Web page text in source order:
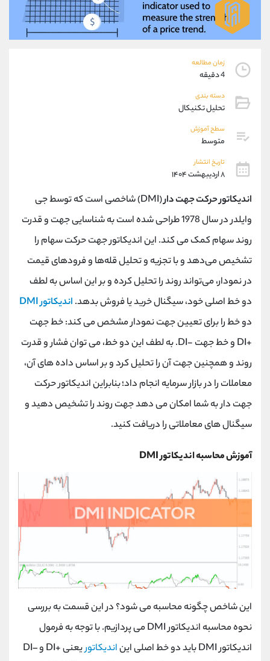
زمان مطالعه
4 دقیقه
دسته بندی
تحلیل تکنیکال
سطح آموزش
متوسط
تاریخ انتشار
۸ اردیبهشت ۱۴۰۴
اندیکاتور حرکت جهت دار
(DMI) شاخصی است که توسط جی
وایلدر در سال 1978 طراحی شده است به شناسایی جهت و قدرت
روند سهام کمک می کند. این اندیکاتور جهت حرکت سهام را
تشخیص می‌دهد و با تجزیه و تحلیل قله‌ها و فرودهای قیمت
در نمودار، می‌تواند روند را تحلیل کرده و بر این اساس به لطف
دو خط اصلی خود، سیگنال خرید یا فروش بدهد. اندیکاتور DMI
دو خط را برای تعیین جهت نمودار مشخص می کند: خط جهت
+DI و خط جهت -DI. به لطف این دو خط، می توان فشار و قدرت
روند و همچنین جهت آن را تحلیل کرد و بر اساس داده های آن،
معاملات را در بازار سرمایه انجام داد؛ بنابراین اندیکاتور حرکت
جهت دار به شما امکان می دهد جهت روند را تشخیص دهید و
سیگنال های معاملاتی را دریافت کنید.
آموزش محاسبه اندیکاتور DMI
این شاخص چگونه محاسبه می شود؟ در این قسمت به بررسی
نحوه محاسبه اندیکاتور DMI می پردازیم. با توجه به فرمول
اندیکاتور DMI باید دو خط اصلی این
اندیکاتور
یعنی +DI و –DI
09101364784
واتساپ شروع گفتگو
تلگرام @Armteam_admin_104
پشتیبان فروش
موبایل
اطلاعات تماس
تلفن 021-22021030
021-22021040
بدون پیش شماره
اینستاگرام @alireza.mehrabii
کانال تلگرام @alirezamehrabi_com
@alirezamehrabi_official